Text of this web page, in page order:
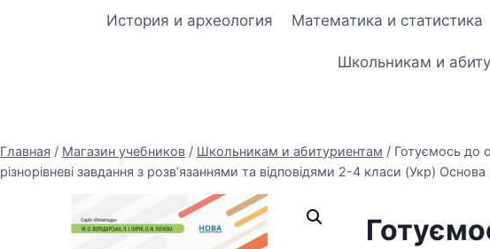
История и археология Математика и статистика
Школьникам и
Главная / Магазин учебников / Школьникам и абитуриентам / Готуємось до
різнорівневі завдання з розв’язаннями та відповідями 2-4 класи (Укр)